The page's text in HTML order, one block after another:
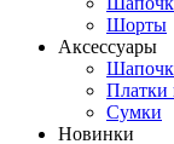
Шорты
Аксессуары
Платки
Сумки
Новинки